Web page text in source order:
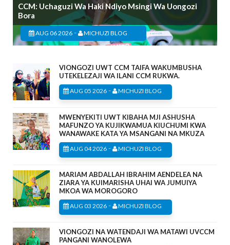
CCM: Uchaguzi Wa Haki Ndiyo Msingi Wa Uongozi
Bora
AUG 06 2026 - MICHUZI BLOG
VIONGOZI UWT CCM TAIFA WAKUMBUSHA
UTEKELEZAJI WA ILANI CCM RUKWA.
AUG 05 2026 - MICHUZI BLOG
MWENYEKITI UWT KIBAHA MJI ASHUSHA
MAFUNZO YA KUJIKWAMUA KIUCHUMI KWA
WANAWAKE KATA YA MSANGANI NA MKUZA
AUG 04 2026 - MICHUZI BLOG
MARIAM ABDALLAH IBRAHIM AENDELEA NA
ZIARA YA KUIMARISHA UHAI WA JUMUIYA
MKOA WA MOROGORO
AUG 03 2026 - MICHUZI BLOG
VIONGOZI NA WATENDAJI WA MATAWI UVCCM
PANGANI WANOLEWA